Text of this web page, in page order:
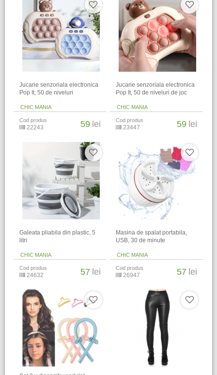
Jucarie senzoriala electronica
Pop It, 50 de niveluri
CHIC MANIA
Cod produs
22243 59 lei
Jucarie senzoriala electronica
Pop It, 50 de niveluri de joc
CHIC MANIA
Cod produs
23447 59 lei
Galeata pliabila din plastic, 5
litri
CHIC MANIA
Cod produs
24632 57 lei
Masina de spalat portabila,
USB, 30 de minute
CHIC MANIA
Cod produs
26947 57 lei